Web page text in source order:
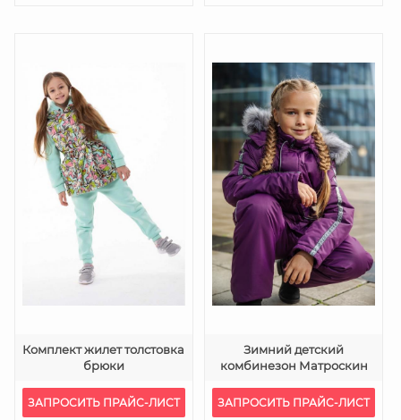
Комплект жилет толстовка
брюки
ЗАПРОСИТЬ ПРАЙС-ЛИСТ
Зимний детский
комбинезон Матроскин
ЗАПРОСИТЬ ПРАЙС-ЛИСТ